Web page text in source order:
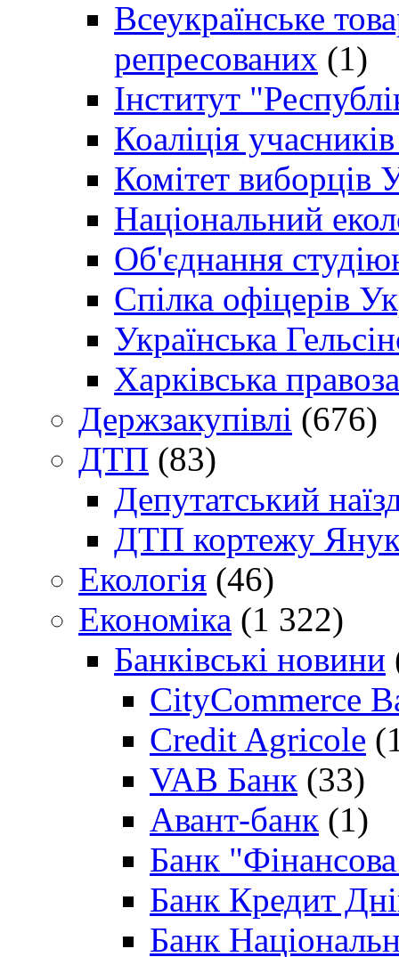
Всеукраїнське
репресованих (1)
Інститут
Коаліція
Комітет виборців
Національний
Об'єднання
Спілка офіцерів
Українська
Харківська
Держзакупівлі (676)
ДТП (83)
Депутатський
ДТП кортежу
Екологія (46)
Економіка (1 322)
Банківські новини
CityCommerce
Credit Agricole
VAB Банк (33)
Авант-банк (1)
Банк "Фінансова
Банк Кредит
Банк